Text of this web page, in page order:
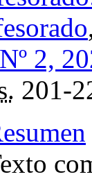
2,
201-